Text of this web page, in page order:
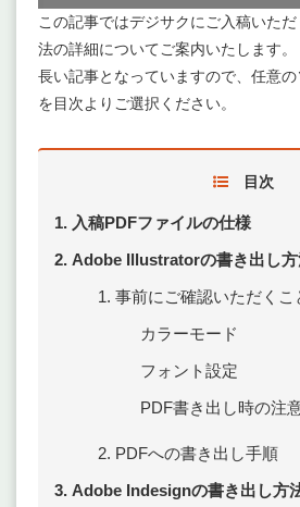
この記事ではデジサクにご入稿いた
法の詳細についてご案内いたします。
長い記事となっていますので、任意
を目次よりご選択ください。
目次
入稿PDFファイルの仕様
Adobe Illustratorの書き出し
事前にご確認いただくこ
カラーモード
フォント設定
PDF書き出し時の注
PDFへの書き出し手順
Adobe Indesignの書き出し方